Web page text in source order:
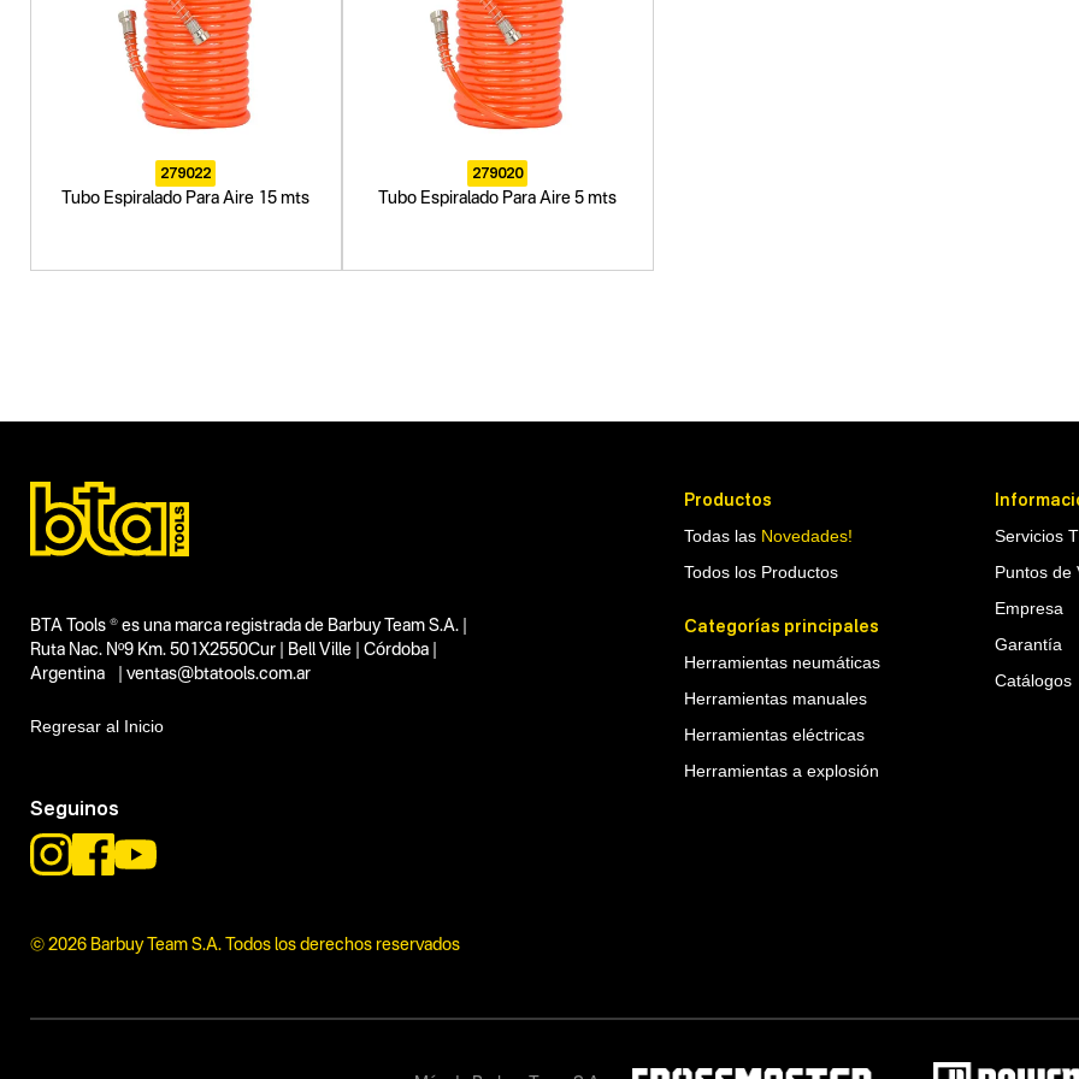
279022
Tubo Espiralado Para Aire 15 mts
279020
Tubo Espiralado Para Aire 5 mts
BTA Tools ® es una marca registrada de Barbuy Team S.A. |
Ruta Nac. Nº9 Km. 501X2550Cur | Bell Ville | Córdoba |
Argentina | ventas@btatools.com.ar
Regresar al Inicio
Seguinos
© 2026 Barbuy Team S.A. Todos los derechos reservados
Productos
Todas las Novedades!
Todos los Productos
Categorías principales
Herramientas neumáticas
Herramientas manuales
Herramientas eléctricas
Herramientas a explosión
Servicios
Puntos de
Empresa
Garantía
Catálogos